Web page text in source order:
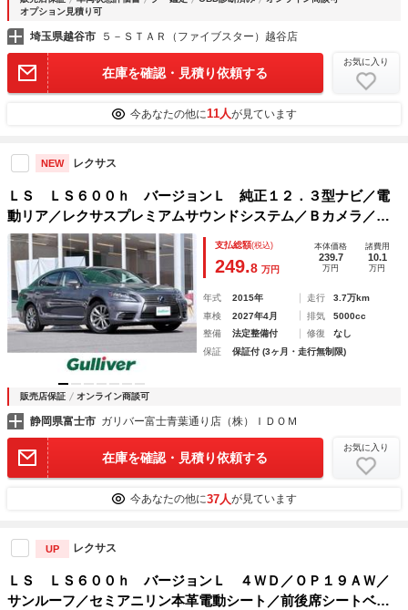
オプション見積り可
埼玉県越谷市 ５－ＳＴＡＲ（ファイブスター）越谷店
在庫を確認・見積り依頼する
お気に入り
今あなたの他に11人が見ています
NEW レクサス
ＬＳ ＬＳ６００ｈ バージョンＬ 純正１２．３型ナビ／電
動リア／レクサスプレミアムサウンドシステム／Ｂカメラ／Ｅ
ＴＣ２．０／ドラレコ／レザーシート／前席シートヒーター／
前席エアシート／コーナーセンサー／ステアリングヒーター／
ＡＡＣ
支払総額(税込)
249.8 万円
本体価格
239.7
万円
諸費用
10.1
万円
年式 2015年 走行
3.7万km
車検
2027年4月 排気
5000cc
整備
法定整備付 修復
なし
保証
保証付 (3ヶ月・走行無制限)
販売店保証 オンライン商談可
静岡県富士市 ガリバー富士青葉通り店（株）ＩＤＯＭ
在庫を確認・見積り依頼する
お気に入り
今あなたの他に37人が見ています
UP レクサス
ＬＳ ＬＳ６００ｈ バージョンＬ ４ＷＤ／ＯＰ１９ＡＷ／
サンルーフ／セミアニリン本革電動シート／前後席シートベン